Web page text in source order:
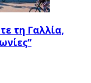
τη Γαλλία,